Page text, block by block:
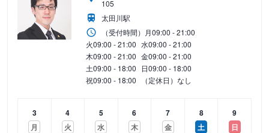
105
太田川駅
（受付時間） 月09:00 - 21:00
火09:00 - 21:00 水09:00 - 21:00
木09:00 - 21:00 金09:00 - 21:00
土09:00 - 18:00 日09:00 - 18:00
祝09:00 - 18:00 （定休日）なし
3
月
4
火
5
水
6
木
7
金
8
土
9
日